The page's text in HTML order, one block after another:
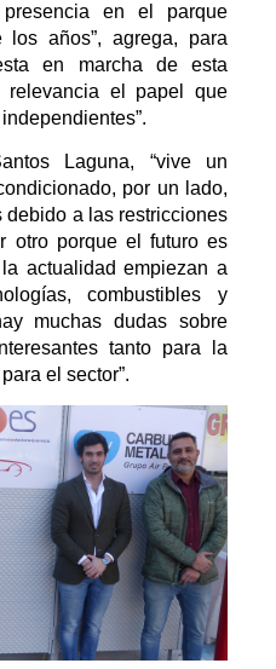
en el parque
años”, agrega, para
en marcha de esta
relevancia el papel que
Laguna, “vive un
por un lado,
debido a las restricciones
otro porque el futuro es
actualidad empiezan a
combustibles y
muchas dudas sobre
tanto para la
el sector”.